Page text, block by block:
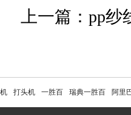
上一篇： pp纱
打头机 一胜百 瑞典一胜百 阿里